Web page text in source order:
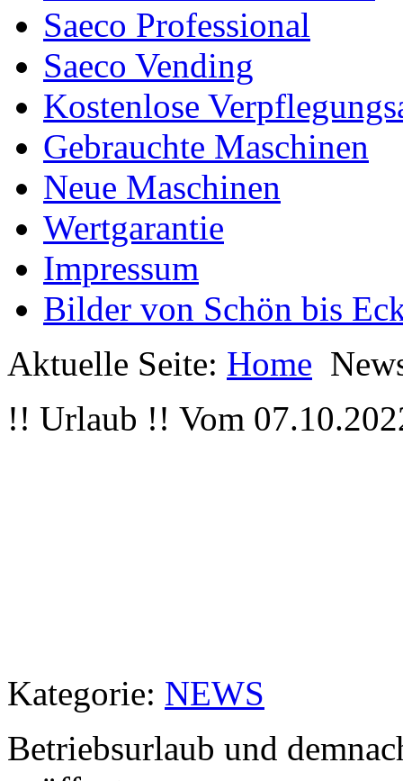
Saeco Professional
Saeco Vending
Kostenlose
Gebrauchte Maschinen
Neue Maschinen
Wertgarantie
Impressum
Bilder von Schön bis
Aktuelle Seite: Home
!! Urlaub !! Vom
Kategorie: NEWS
Betriebsurlaub und